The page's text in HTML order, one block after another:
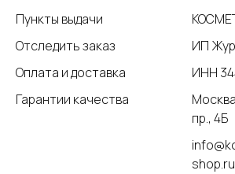
Пункты выдачи
Отследить заказ
Оплата и доставка
Гарантии качества
ИП
ИНН
пр., 4Б
shop.ru